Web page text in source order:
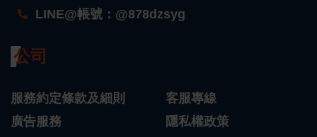
LINE@帳號：@878dzsyg
公司
服務約定條款及細則
客服專線
廣告服務
隱私權政策